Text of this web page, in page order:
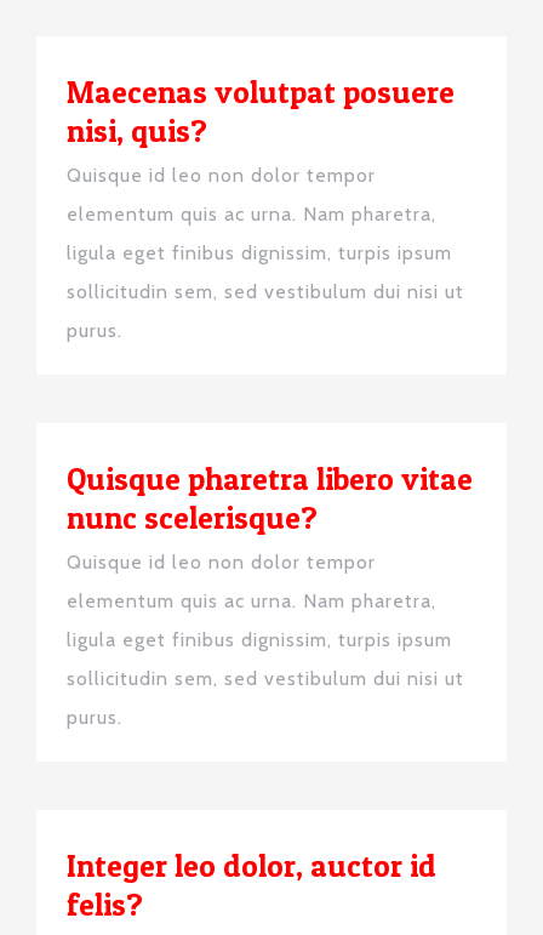
Maecenas volutpat posuere
nisi, quis?
Quisque id leo non dolor tempor
elementum quis ac urna. Nam pharetra,
ligula eget finibus dignissim, turpis ipsum
sollicitudin sem, sed vestibulum dui nisi ut
purus.
Quisque pharetra libero vitae
nunc scelerisque?
Quisque id leo non dolor tempor
elementum quis ac urna. Nam pharetra,
ligula eget finibus dignissim, turpis ipsum
sollicitudin sem, sed vestibulum dui nisi ut
purus.
Integer leo dolor, auctor id
felis?